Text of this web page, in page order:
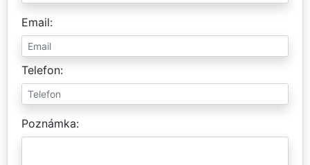
Email
Telefon
Poznámka